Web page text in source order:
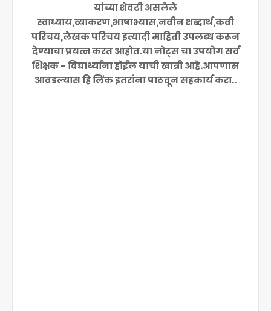
यांच्या शेवटी असलेले
स्वाध्याय,व्याकरण,भाषाभ्यास,नवीन शब्दार्थ,कवी
परिचय,लेखक परिचय इत्यादी माहिती उपलब्ध करून
देण्याचा प्रयत्न करत आहोत.या नोट्स चा उपयोग सर्व
शिक्षक - विद्यार्थ्यांना होईल याची खात्री आहे.आपणास
आवडल्यास हि लिंक इतरांना पाठवून सहकार्य करा..